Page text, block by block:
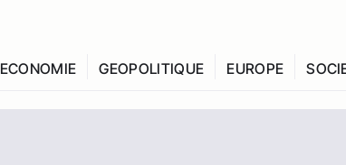
ECONOMIE GEOPOLITIQUE EUROPE